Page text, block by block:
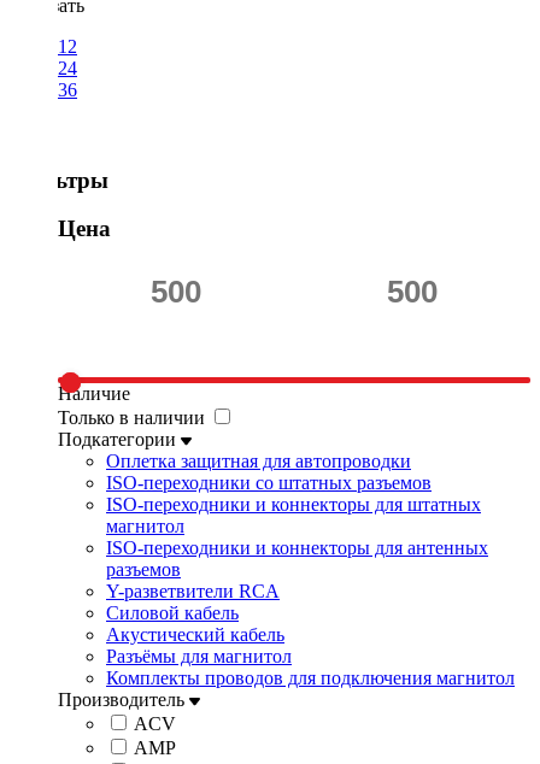
Показать
12
24
36
Фильтры
Цена
Наличие
Только в наличии
Подкатегории
Оплетка защитная для автопроводки
ISO-переходники со штатных разъемов
ISO-переходники и коннекторы для штатных
магнитол
ISO-переходники и коннекторы для антенных
разъемов
Y-разветвители RCA
Силовой кабель
Акустический кабель
Разъёмы для магнитол
Комплекты проводов для подключения магнитол
Производитель
ACV
AMP